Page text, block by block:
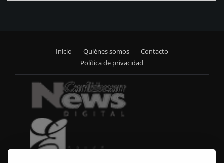
menu
Inicio Quiénes somos
Contacto
Política de privacidad